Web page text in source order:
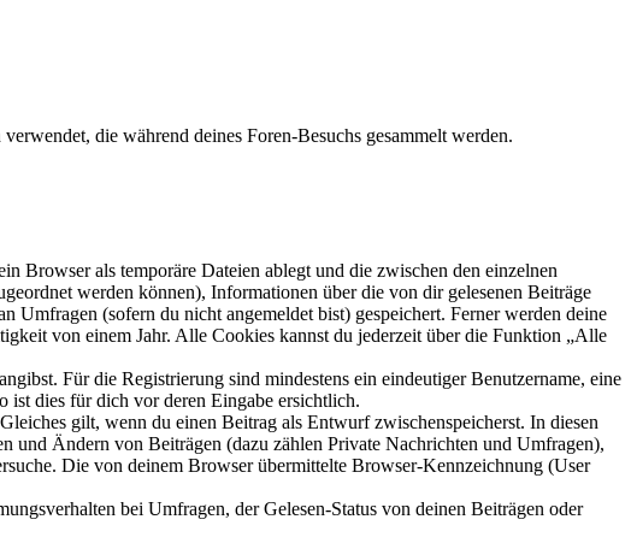
die während deines Foren-Besuchs gesammelt werden.
Browser als temporäre Dateien ablegt und die zwischen den einzelnen
werden können), Informationen über die von dir gelesenen Beiträge
Umfragen (sofern du nicht angemeldet bist) gespeichert. Ferner werden deine
von einem Jahr. Alle Cookies kannst du jederzeit über die Funktion „Alle
Für die Registrierung sind mindestens ein eindeutiger Benutzername, eine
ist dies für dich vor deren Eingabe ersichtlich.
gilt, wenn du einen Beitrag als Entwurf zwischenspeicherst. In diesen
und Ändern von Beiträgen (dazu zählen Private Nachrichten und Umfragen),
Die von deinem Browser übermittelte Browser-Kennzeichnung (User
bei Umfragen, der Gelesen-Status von deinen Beiträgen oder